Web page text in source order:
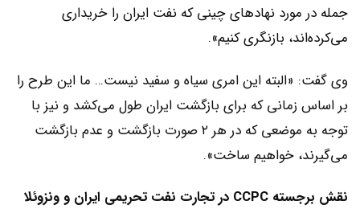
جمله در مورد نهادهای چینی که نفت ایران را خریداری
می‌کرده‌اند، بازنگری کنیم».
وی گفت: «البته این امری سیاه و سفید نیست… ما این طرح را
بر اساس زمانی که برای بازگشت ایران طول می‌کشد و نیز با
توجه به موضعی که در هر ۲ صورت بازگشت و عدم بازگشت
می‌گیرند، خواهیم ساخت».
نقش برجسته CCPC در تجارت نفت تحریمی ایران و ونزوئلا